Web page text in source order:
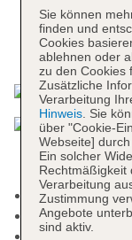
Das
Check-in
Check-out
Sie können
finden und
Cookies
ablehnen oder
zu den Cookies
Zusätzliche
Verarbeitung
Hinweis. Sie
über "Cookie-
Webseite]
Ein solcher
Rechtmäßigkeit
Verarbeitung
Zustimmung
Angebote
sind aktiv.